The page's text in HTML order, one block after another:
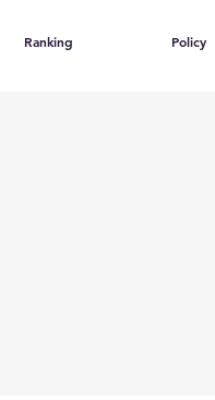
Ranking Policy